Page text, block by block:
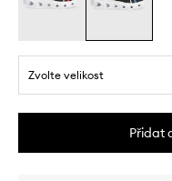
Zvolte velikost
Přidat